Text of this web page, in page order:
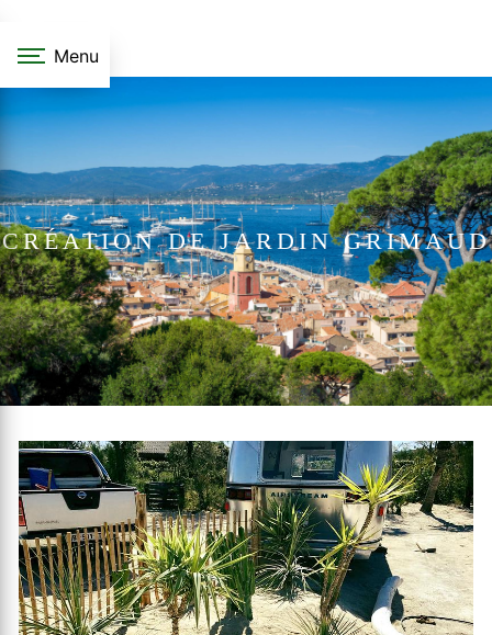
Menu
CRÉATION DE JARDIN GRIMAUD